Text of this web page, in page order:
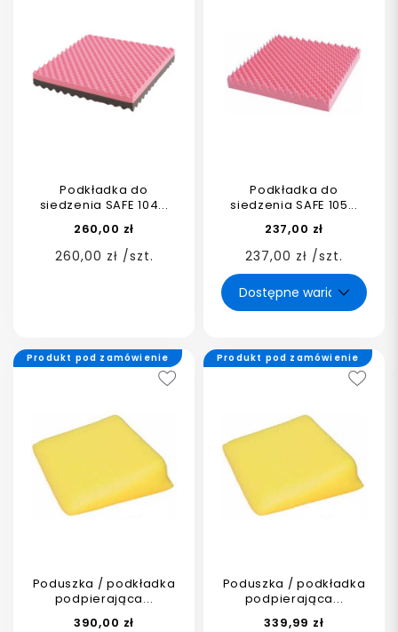
Podkładka do
siedzenia SAFE 104...
260,00 zł
260,00 zł /szt.
Podkładka do
siedzenia SAFE 105...
237,00 zł
237,00 zł /szt.
Poduszka / podkładka
podpierająca...
390,00 zł
Produkt pod zamówienie
Poduszka / podkładka
podpierająca...
339,99 zł
Produkt pod zamówienie